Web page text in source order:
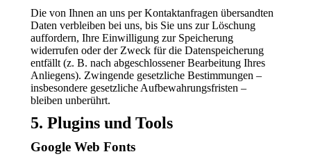
Die von Ihnen an uns per Kontaktanfragen übersandten
Daten verbleiben bei uns, bis Sie uns zur Löschung
auffordern, Ihre Einwilligung zur Speicherung
widerrufen oder der Zweck für die Datenspeicherung
entfällt (z. B. nach abgeschlossener Bearbeitung Ihres
Anliegens). Zwingende gesetzliche Bestimmungen –
insbesondere gesetzliche Aufbewahrungsfristen –
bleiben unberührt.
5. Plugins und Tools
Google Web Fonts